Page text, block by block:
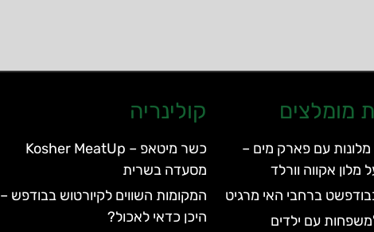
מומלצים
עם פארק מים –
מלון אקווה וורלד
ברחבי האי מרגיט
עם ילדים
קולינריה
כשר מיטאפ – Kosher MeatUp
מסעדה בשרית
המקומות השווים לקיורטוש בבודפש –
היכן כדאי לאכול?